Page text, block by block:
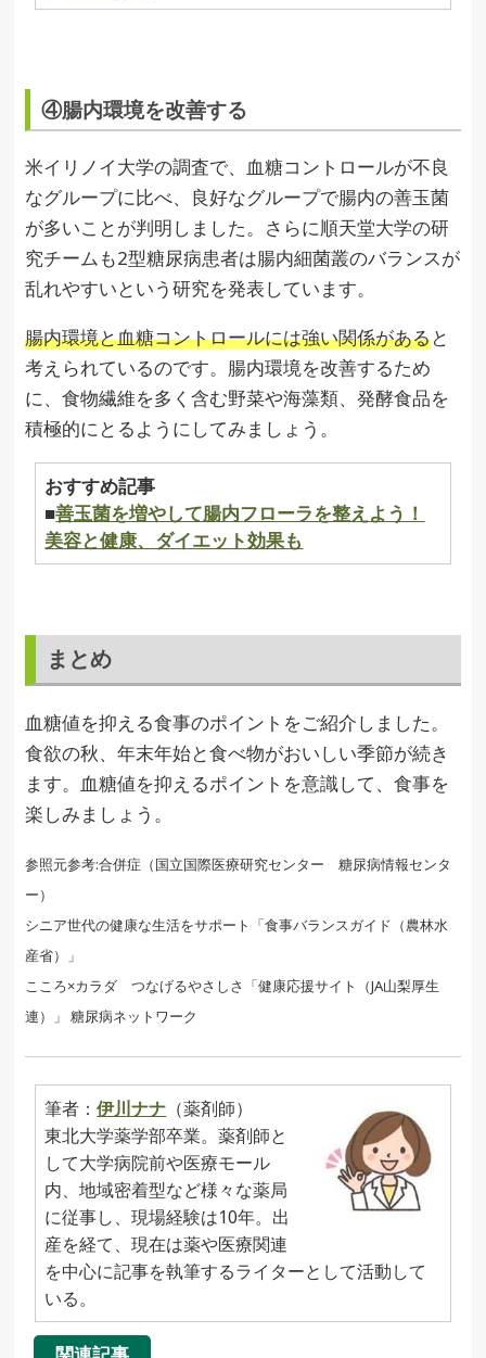
④腸内環境を改善する
米イリノイ大学の調査で、血糖コントロールが不良
なグループに比べ、良好なグループで腸内の善玉菌
が多いことが判明しました。さらに順天堂大学の研
究チームも2型糖尿病患者は腸内細菌叢のバランスが
乱れやすいという研究を発表しています。
腸内環境と血糖コントロールには強い関係があると
考えられているのです。腸内環境を改善するため
に、食物繊維を多く含む野菜や海藻類、発酵食品を
積極的にとるようにしてみましょう。
おすすめ記事
■善玉菌を増やして腸内フローラを整えよう！
美容と健康、ダイエット効果も
まとめ
血糖値を抑える食事のポイントをご紹介しました。
食欲の秋、年末年始と食べ物がおいしい季節が続き
ます。血糖値を抑えるポイントを意識して、食事を
楽しみましょう。
参照元参考:合併症（国立国際医療研究センター 糖尿病情報センタ
ー）
シニア世代の健康な生活をサポート「食事バランスガイド（農林水
産省）」
こころ×カラダ つなげるやさしさ「健康応援サイト（JA山梨厚生
連）」 糖尿病ネットワーク
筆者：伊川ナナ （薬剤師）
東北大学薬学部卒業。薬剤師と
して大学病院前や医療モール
内、地域密着型など様々な薬局
に従事し、現場経験は10年。出
産を経て、現在は薬や医療関連
を中心に記事を執筆するライターとして活動して
いる。